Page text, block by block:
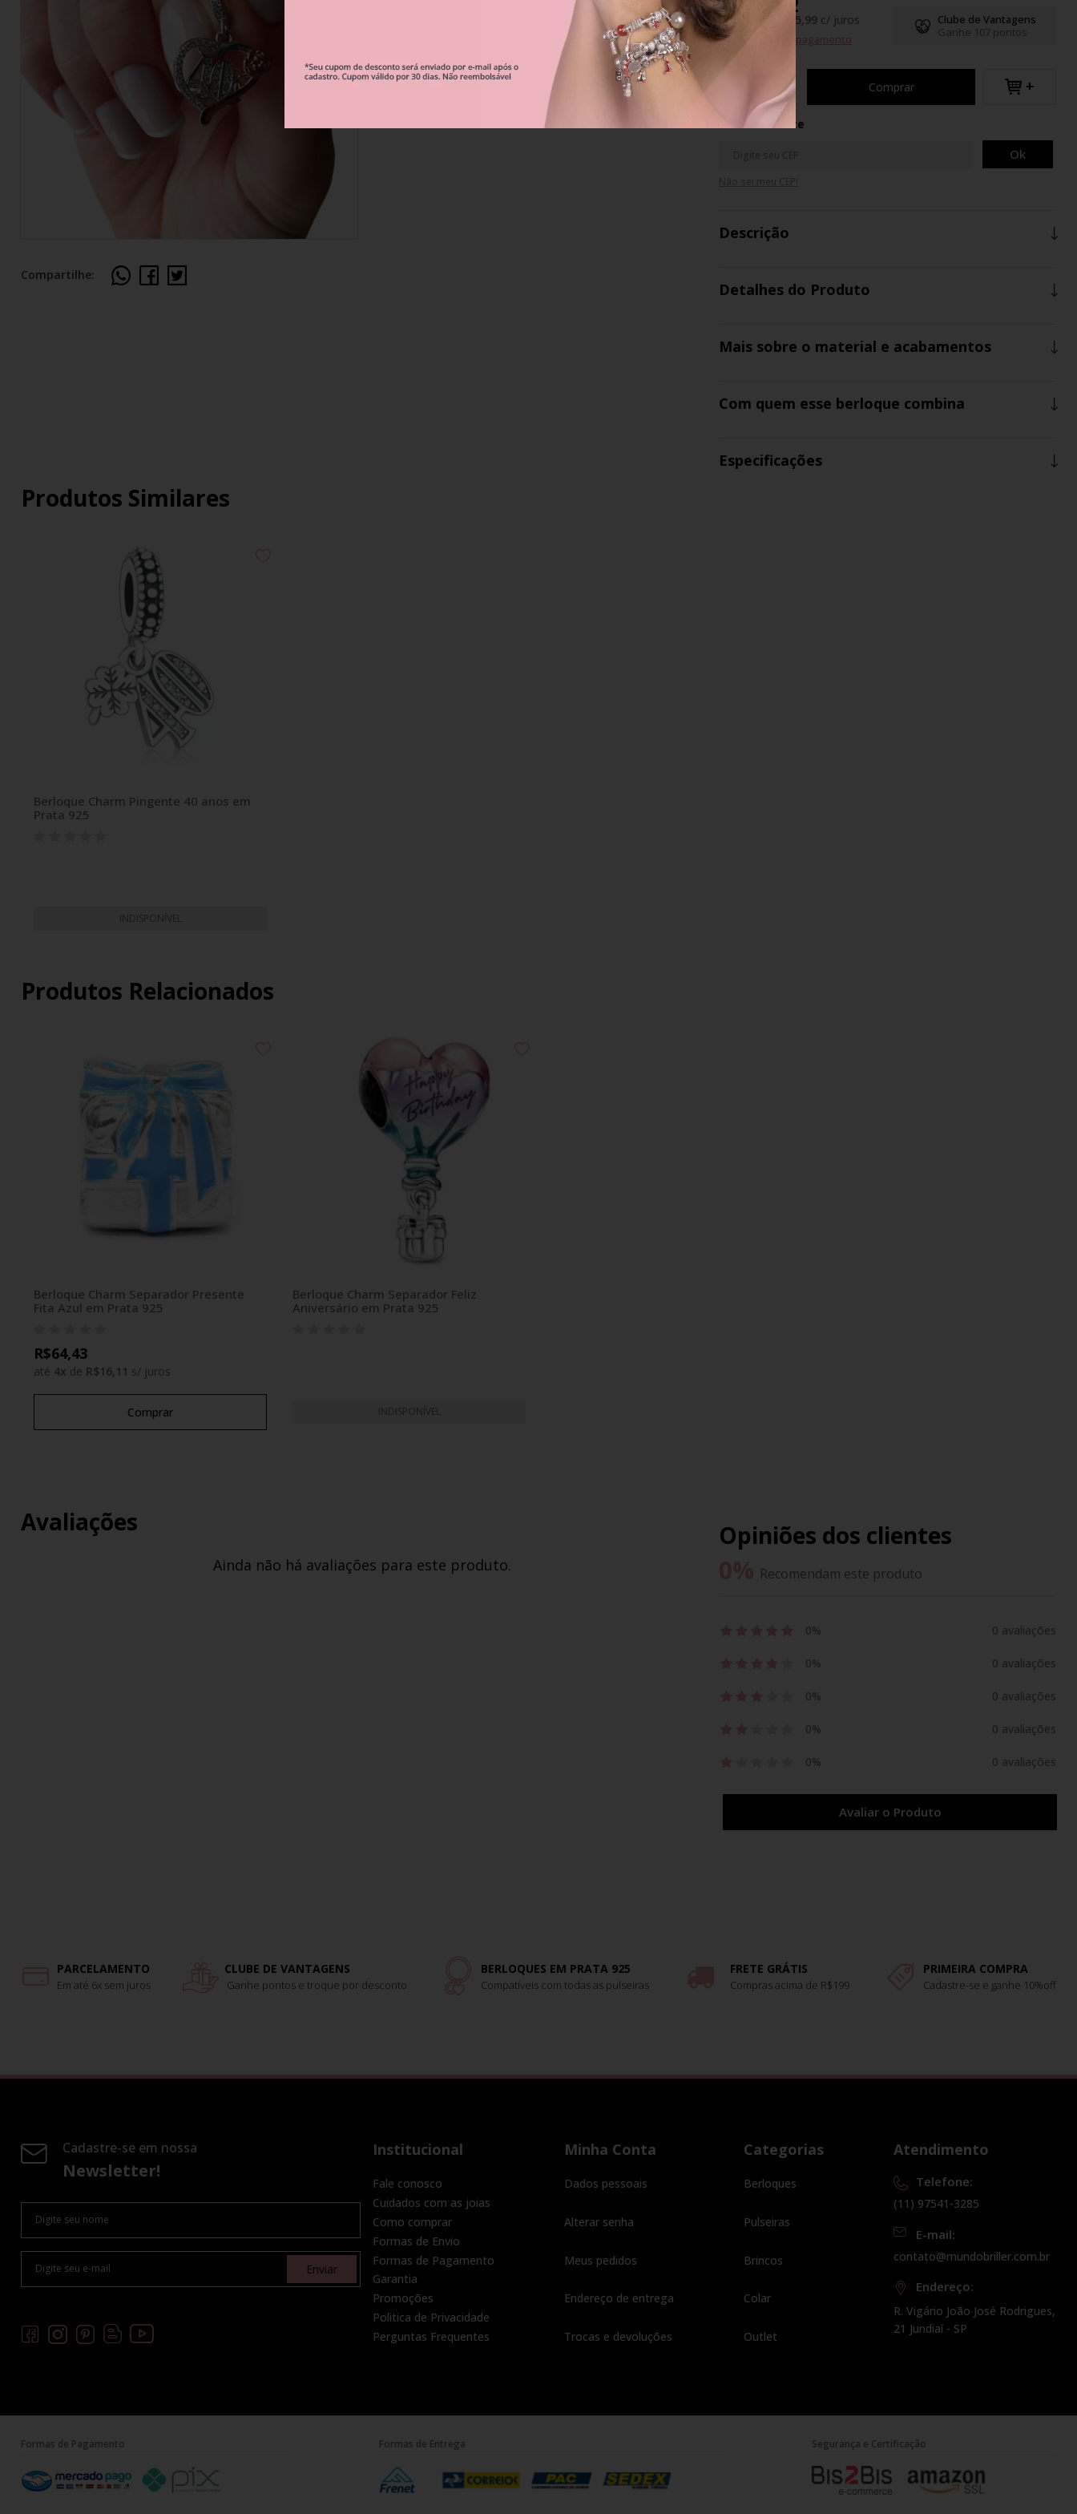
Berloque Família
Berloque Flores e Natureza
Berloque Viagem
Berloque Verão
Compartilhe:
Clube de Vantagens
Ganhe 107 pontos
até de R$ 15,99 c/ juros
Formas de pagamento
Comprar +
Calcule o Frete
Ok
Descrição
Detalhes do Produto
Mais sobre o material e acabamentos
Com quem esse berloque combina
Especificações
Produtos Similares
Berloque Charm Pingente 40 anos em
Prata 925
INDISPONÍVEL
Produtos Relacionados
Berloque Charm Separador Presente
Fita Azul em Prata 925
R$64,43
até 4x de R$16,11 s/ juros
Comprar
Berloque Charm Separador Feliz
Aniversário em Prata 925
INDISPONÍVEL
Avaliações
Ainda não há avaliações para este produto.
Opiniões dos clientes
Recomendam este produto
0% 0 avaliações
0% 0 avaliações
0% 0 avaliações
0% 0 avaliações
0% 0 avaliações
Avaliar o Produto
PARCELAMENTO
Em até 6x sem juros
CLUBE DE VANTAGENS
Ganhe pontos e troque por desconto
BERLOQUES EM PRATA 925
Compatíveis com todas as pulseiras
FRETE GRÁTIS
Compras acima de R$199
PRIMEIRA COMPRA
Cadastre-se e ganhe 10%off
Cadastre-se em nossa
Newsletter!
Enviar
Institucional
Fale conosco
Cuidados com as joias
Como comprar
Formas de Envio
Formas de Pagamento
Garantia
Promoções
Politica de Privacidade
Perguntas Frequentes
Minha Conta
Dados pessoais
Alterar senha
Meus pedidos
Endereço de entrega
Trocas e devoluções
Categorias
Berloques
Pulseiras
Brincos
Colar
Outlet
Atendimento
Telefone:
(11) 97541-3285
E-mail:
contato@mundobriller.com.br
Endereço:
R. Vigário João José Rodrigues,
21 Jundiaí - SP
Formas de Pagamento Formas de Entrega Segurança e Certificação